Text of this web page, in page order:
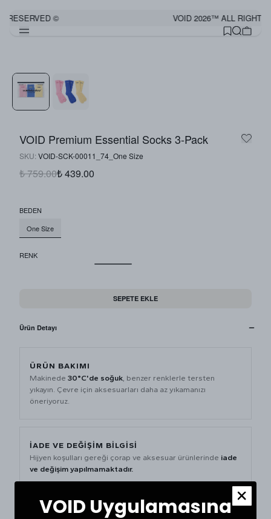
RESERVED © VOID 2026™ ALL RIGHTS
VOID Premium Essential Socks 3-Pack
SKU: VOID-SCK-00011_74_One Size
₺ 759.00₺ 439.00
BEDEN
One Size
RENK
SEPETE EKLE
Ürün Detayı
ÜRÜN BAKIMI
Makinede 30°C'de soğuk, benzer renklerle tersten
yıkayın. Çevre için aksesuarları daha az yıkamanızı
öneriyoruz.
İADE VE DEĞİŞİM BİLGİSİ
Hijyen koşulları gereği çorap ve aksesuar ürünlerinde iade
ve değişim yapılmamaktadır.
VOID Uygulamasına